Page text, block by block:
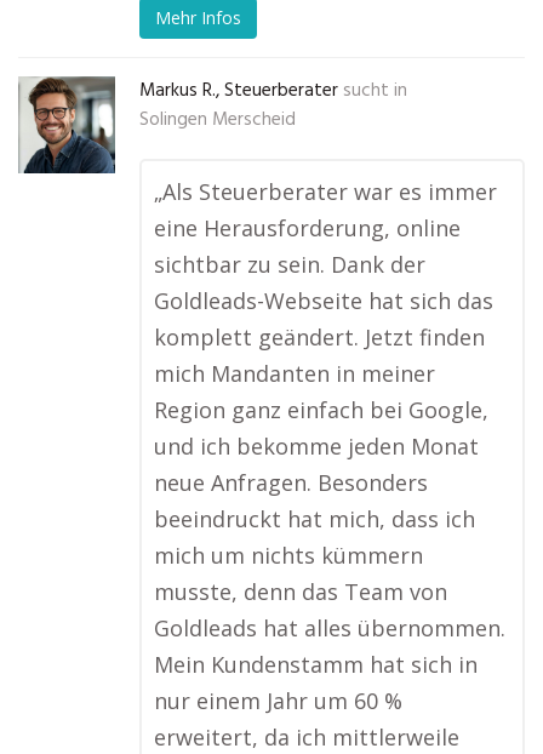
Mehr Infos
Markus R., Steuerberater sucht in
Solingen Merscheid
„Als Steuerberater war es immer
eine Herausforderung, online
sichtbar zu sein. Dank der
Goldleads-Webseite hat sich das
komplett geändert. Jetzt finden
mich Mandanten in meiner
Region ganz einfach bei Google,
und ich bekomme jeden Monat
neue Anfragen. Besonders
beeindruckt hat mich, dass ich
mich um nichts kümmern
musste, denn das Team von
Goldleads hat alles übernommen.
Mein Kundenstamm hat sich in
nur einem Jahr um 60 %
erweitert, da ich mittlerweile